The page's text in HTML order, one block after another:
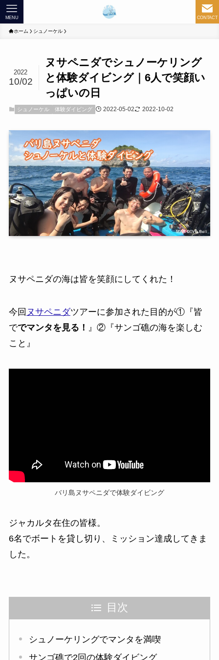
CONTACT
MENU
ホーム シュノーケル
ヌサペニダでシュノーケリング
と体験ダイビング｜6人で笑顔い
っぱいの日
2022
10/02
シュノーケル 体験ダイビング 2022-05-02 2022-10-02
ヌサペニダの海は皆を笑顔にしてくれた！
今回 ヌサペニダツアーに参加された目的が①『 皆
ででマンタを見る！ 』②『サンゴ礁の海を楽しむ
こと』
バリ島ヌサペニダで体験ダイビング
ジャカルタ在住の皆様。
6名でボートを貸し切り、ミッション達成してきま
した。
目次
シュノーケリングでマンタを満喫
サンゴ礁で2回の体験ダイビング